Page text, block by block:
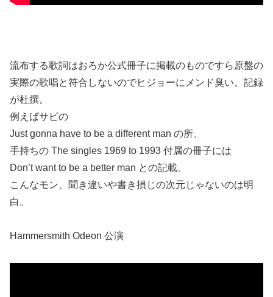
流布する歌詞はおろか公式冊子に掲載のものですら原盤の
実際の歌唱と符合しないのでヒジョーにメンド臭い。記録
が杜撰。
例えばサビの
Just gonna have to be a different man の所、
手持ちの The singles 1969 to 1993 付属の冊子には
Don’t want to be a better man との記載。
こんなモン、聞き違いや書き損じの次元じゃないのは明
白。
Hammersmith Odeon 公演